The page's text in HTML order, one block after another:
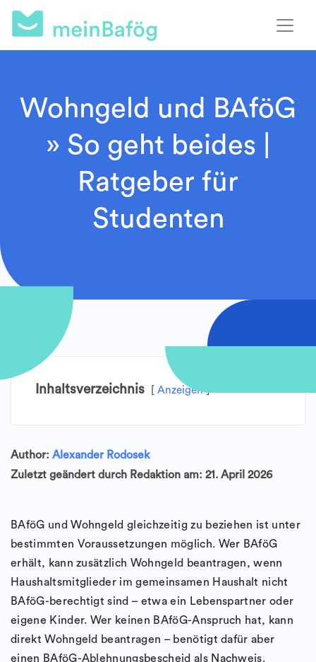
Wohngeld und BAföG
» So geht beides |
Ratgeber für
Studenten
Inhaltsverzeichnis Anzeigen
Author: Alexander Rodosek
Zuletzt geändert durch Redaktion am: 21. April 2026
BAföG und Wohngeld gleichzeitig zu beziehen ist unter
bestimmten Voraussetzungen möglich. Wer BAföG
erhält, kann zusätzlich Wohngeld beantragen, wenn
Haushaltsmitglieder im gemeinsamen Haushalt nicht
BAföG-berechtigt sind – etwa ein Lebenspartner oder
eigene Kinder. Wer keinen BAföG-Anspruch hat, kann
direkt Wohngeld beantragen – benötigt dafür aber
einen BAföG-Ablehnungsbescheid als Nachweis.